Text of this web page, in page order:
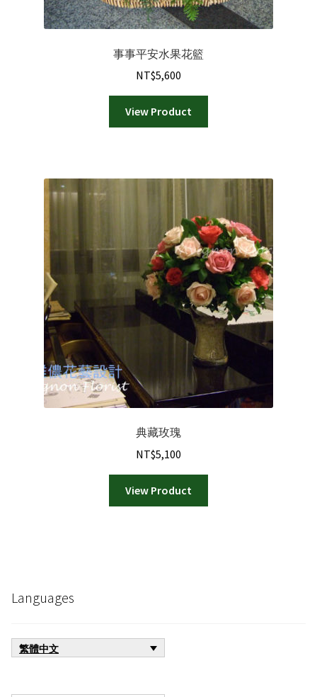
事事平安水果花籃
NT$5,600
View Product
典藏玫瑰
NT$5,100
View Product
Languages
繁體中文